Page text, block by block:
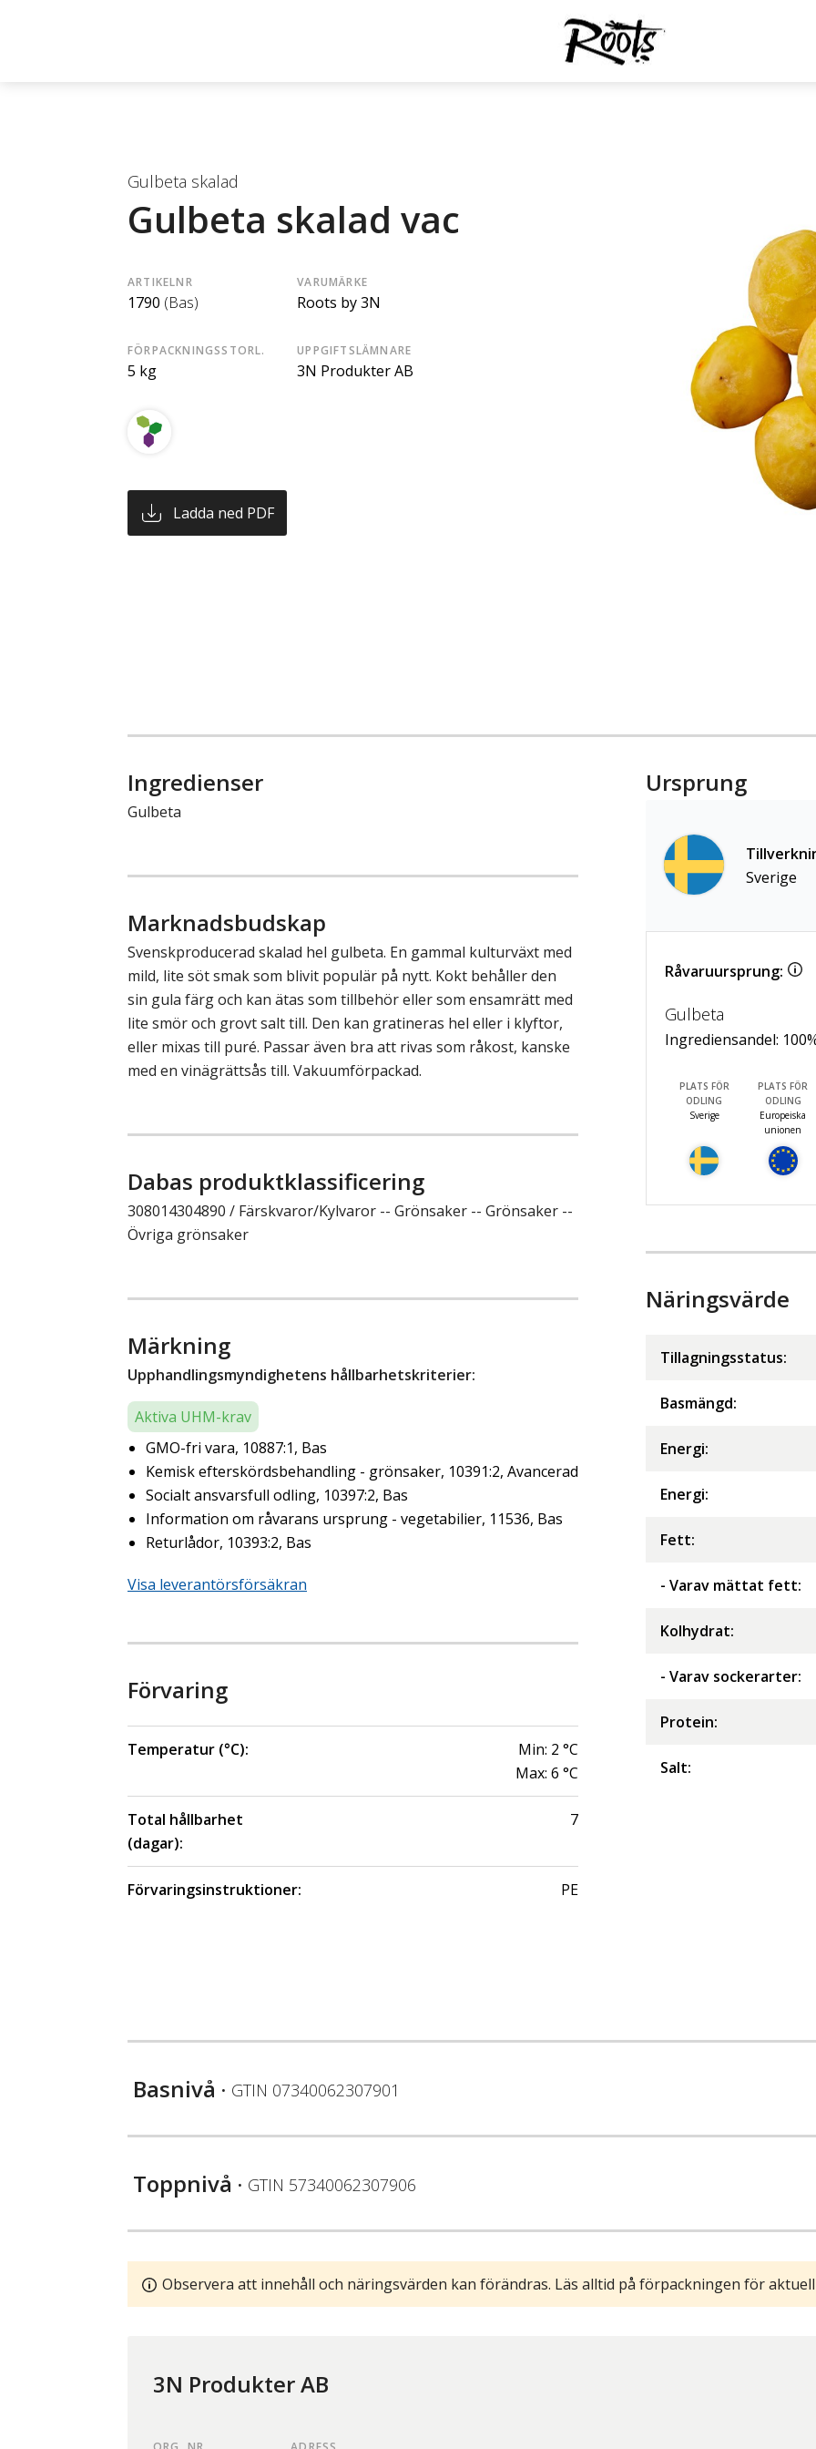
Gulbeta skalad
Gulbeta skalad vac
ARTIKELNR
1790 (Bas)
VARUMÄRKE
Roots by 3N
FÖRPACKNINGSSTORL.
5 kg
UPPGIFTSLÄMNARE
3N Produkter AB
Ladda ned PDF
Ingredienser
Gulbeta
Marknadsbudskap
Svenskproducerad skalad hel gulbeta. En gammal kulturväxt med
mild, lite söt smak som blivit populär på nytt. Kokt behåller den
sin gula färg och kan ätas som tillbehör eller som ensamrätt med
lite smör och grovt salt till. Den kan gratineras hel eller i klyftor,
eller mixas till puré. Passar även bra att rivas som råkost, kanske
med en vinägrättsås till. Vakuumförpackad.
Dabas produktklassificering
308014304890 / Färskvaror/Kylvaror -- Grönsaker -- Grönsaker --
Övriga grönsaker
Märkning
Upphandlingsmyndighetens hållbarhetskriterier:
Aktiva UHM-krav
GMO-fri vara, 10887:1, Bas
Kemisk efterskördsbehandling - grönsaker, 10391:2, Avancerad
Socialt ansvarsfull odling, 10397:2, Bas
Information om råvarans ursprung - vegetabilier, 11536, Bas
Returlådor, 10393:2, Bas
Visa leverantörsförsäkran
Förvaring
Temperatur (°C): Min: 2 °C
Max: 6 °C
Total hållbarhet
(dagar):
7
Förvaringsinstruktioner: PE
Ursprung
Sverige
Råvaruursprung:
Gulbeta
Ingrediensandel: 100
PLATS FÖR
ODLING
Sverige
PLATS FÖR
ODLING
Europeiska
unionen
Näringsvärde
Tillagningsstatus:
Basmängd:
Energi:
Energi:
Fett:
- Varav mättat fett:
Kolhydrat:
- Varav sockerarter:
Protein:
Salt:
Basnivå • GTIN 07340062307901
Toppnivå • GTIN 57340062307906
Observera att innehåll och näringsvärden kan förändras. Läs alltid på förpackningen för
3N Produkter AB